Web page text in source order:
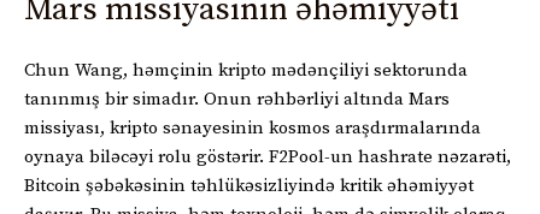
Mars missiyasının əhəmiyyəti
Chun Wang, həmçinin kripto mədənçiliyi sektorunda
tanınmış bir simadır. Onun rəhbərliyi altında Mars
missiyası, kripto sənayesinin kosmos araşdırmalarında
oynaya biləcəyi rolu göstərir. F2Pool-un hashrate nəzarəti,
Bitcoin şəbəkəsinin təhlükəsizliyində kritik əhəmiyyət